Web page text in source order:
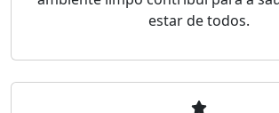
estar de todos.